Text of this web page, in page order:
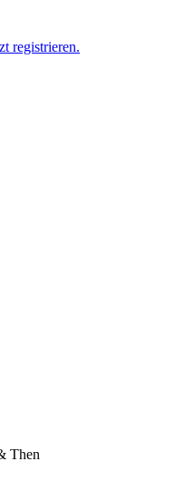
registrieren.
Then